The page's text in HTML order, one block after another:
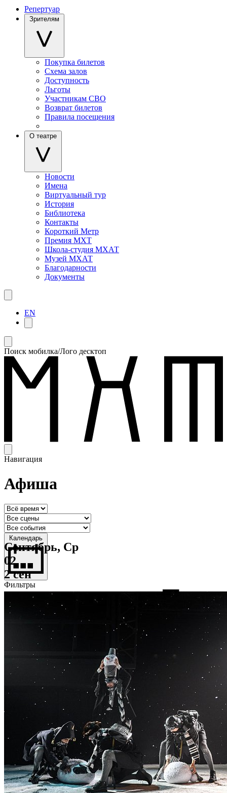
Репертуар
Зрителям
Покупка билетов
Схема залов
Доступность
Льготы
Участникам СВО
Возврат билетов
Правила посещения
О театре
Новости
Имена
Виртуальный тур
История
Библиотека
Контакты
Короткий Метр
Премия МХТ
Школа-студия МХАТ
Музей МХАТ
Благодарности
Документы
EN
Поиск мобилка/Лого десктоп
Навигация
Афиша
Календарь
Фильтры
Сентябрь, Ср
02
2 сен